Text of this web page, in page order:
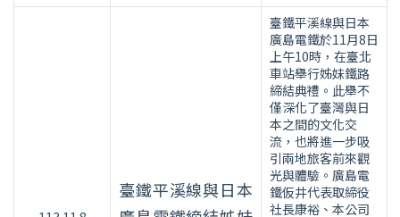
臺鐵平溪線與日本
臺鐵平溪線與日本
廣島電鐵於11月8日
上午10時，在臺北
車站舉行姊妹鐵路
締結典禮。此舉不
僅深化了臺灣與日
本之間的文化交
流，也將進一步吸
引兩地旅客前來觀
光與體驗。廣島電
鐵仮井代表取締役
社長康裕、本公司